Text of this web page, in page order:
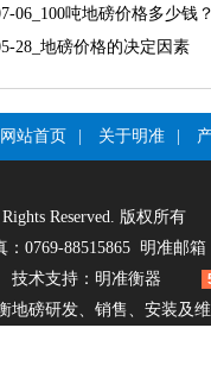
06 100吨地磅价格多少钱
28 地磅价格的决定因素
网站首页 关于明准
版权所有
：0769-88515865 明准邮箱
技术支持： 明准衡器
地磅研发、销售、安装及